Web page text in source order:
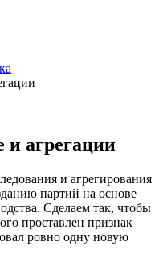
и агрегации
и агрегирования
партий на основе
Сделаем так, чтобы
проставлен признак
ровно одну новую